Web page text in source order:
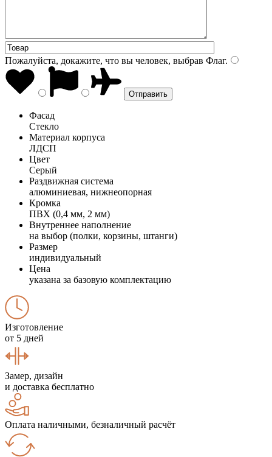
Пожалуйста, докажите, что вы человек, выбрав Флаг.
Фасад
Стекло
Материал корпуса
ЛДСП
Цвет
Серый
Раздвижная система
алюминиевая, нижнеопорная
Кромка
ПВХ (0,4 мм, 2 мм)
Внутреннее наполнение
на выбор (полки, корзины, штанги)
Размер
индивидуальный
Цена
указана за базовую комплектацию
Изготовление
от 5 дней
Замер, дизайн
и доставка бесплатно
Оплата наличными, безналичный расчёт